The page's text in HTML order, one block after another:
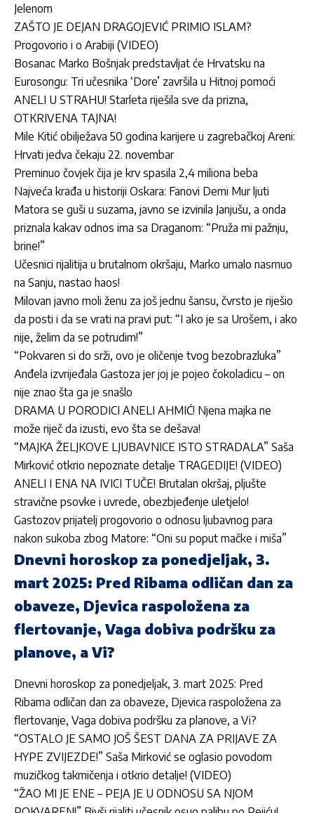
Jelenom
ZAŠTO JE DEJAN DRAGOJEVIĆ PRIMIO ISLAM?
Progovorio i o Arabiji (VIDEO)
Bosanac Marko Bošnjak predstavljat će Hrvatsku na
Eurosongu: Tri učesnika ‘Dore’ završila u Hitnoj pomoći
ANELI U STRAHU! Starleta riješila sve da prizna,
OTKRIVENA TAJNA!
Mile Kitić obilježava 50 godina karijere u zagrebačkoj Areni:
Hrvati jedva čekaju 22. novembar
Preminuo čovjek čija je krv spasila 2,4 miliona beba
Najveća krađa u historiji Oskara: Fanovi Demi Mur ljuti
Matora se guši u suzama, javno se izvinila Janjušu, a onda
priznala kakav odnos ima sa Draganom: “Pruža mi pažnju,
brine!”
Učesnici rijalitija u brutalnom okršaju, Marko umalo nasrnuo
na Sanju, nastao haos!
Milovan javno moli ženu za još jednu šansu, čvrsto je riješio
da posti i da se vrati na pravi put: “I ako je sa Urošem, i ako
nije, želim da se potrudim!”
“Pokvaren si do srži, ovo je oličenje tvog bezobrazluka”
Anđela izvrijeđala Gastoza jer joj je pojeo čokoladicu – on
nije znao šta ga je snašlo
DRAMA U PORODICI ANELI AHMIĆ! Njena majka ne
može riječ da izusti, evo šta se dešava!
“MAJKA ŽELJKOVE LJUBAVNICE ISTO STRADALA” Saša
Mirković otkrio nepoznate detalje TRAGEDIJE! (VIDEO)
ANELI I ENA NA IVICI TUČE! Brutalan okršaj, pljušte
stravične psovke i uvrede, obezbjeđenje uletjelo!
Gastozov prijatelj progovorio o odnosu ljubavnog para
nakon sukoba zbog Matore: “Oni su poput mačke i miša”
Dnevni horoskop za ponedjeljak, 3.
mart 2025: Pred Ribama odličan dan za
obaveze, Djevica raspoložena za
flertovanje, Vaga dobiva podršku za
planove, a Vi?
Dnevni horoskop za ponedjeljak, 3. mart 2025: Pred
Ribama odličan dan za obaveze, Djevica raspoložena za
flertovanje, Vaga dobiva podršku za planove, a Vi?
“OSTALO JE SAMO JOŠ ŠEST DANA ZA PRIJAVE ZA
HYPE ZVIJEZDE!” Saša Mirković se oglasio povodom
muzičkog takmičenja i otkrio detalje! (VIDEO)
“ŽAO MI JE ENE – PEJA JE U ODNOSU SA NJOM